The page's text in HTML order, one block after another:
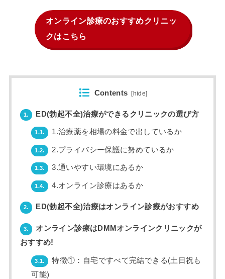
オンライン診療のおすすめクリニッ
クはこちら
Contents [hide]
1. ED(勃起不全)治療ができるクリニックの選び方
1.1. 1.治療薬を相場の料金で出しているか
1.2. 2.プライバシー保護に努めているか
1.3. 3.通いやすい環境にあるか
1.4. 4.オンライン診療はあるか
2. ED(勃起不全)治療はオンライン診療がおすすめ
3.
オンライン診療はDMMオンラインクリニックが
おすすめ!
3.1.
特徴①：自宅ですべて完結できる(土日祝も
可能)